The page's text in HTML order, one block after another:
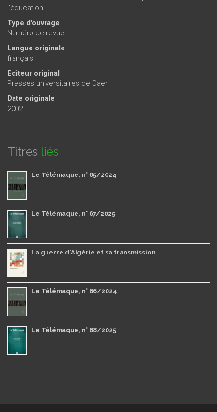
l’éducation
Type d'ouvrage
Numéro de revue
Langue originale
français
Editeur original
Presses universitaires de Caen
Date originale
2002
Titres liés
Le Télémaque, n° 65/2024
Le Télémaque, n° 67/2025
La guerre d'Algérie et sa transmission
Le Télémaque, n° 66/2024
Le Télémaque, n° 68/2025